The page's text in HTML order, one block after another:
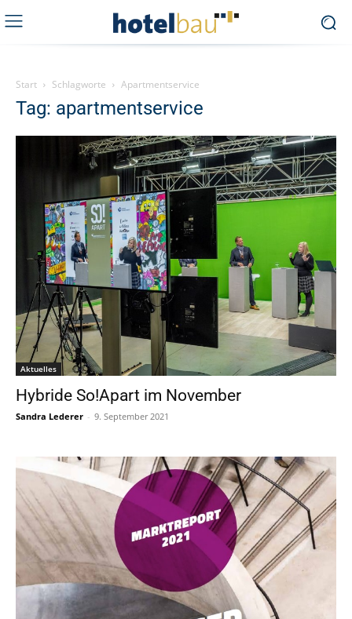
Start Schlagworte Apartmentservice
Tag: apartmentservice
Aktuelles
Hybride So!Apart im November
Sandra Lederer - 9. September 2021